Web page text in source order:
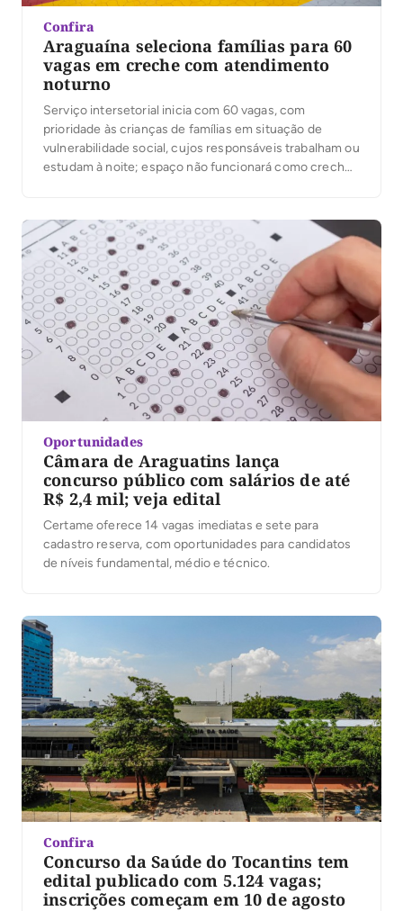
Confira
Araguaína seleciona famílias para 60
vagas em creche com atendimento
noturno
Serviço intersetorial inicia com 60 vagas, com
prioridade às crianças de famílias em situação de
vulnerabilidade social, cujos responsáveis trabalham ou
estudam à noite; espaço não funcionará como creche
Oportunidades
Câmara de Araguatins lança
concurso público com salários de até
R$ 2,4 mil; veja edital
Certame oferece 14 vagas imediatas e sete para
cadastro reserva, com oportunidades para candidatos
de níveis fundamental, médio e técnico.
Confira
Concurso da Saúde do Tocantins tem
edital publicado com 5.124 vagas;
inscrições começam em 10 de agosto